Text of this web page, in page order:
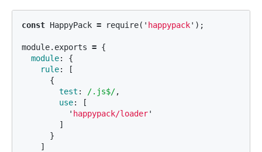
const HappyPack = require( ' happypack' );
module. exports = {
module:
{
rule:
[
{
test : /.js$/,
use:
[
' happypack/loader'
]
}
]